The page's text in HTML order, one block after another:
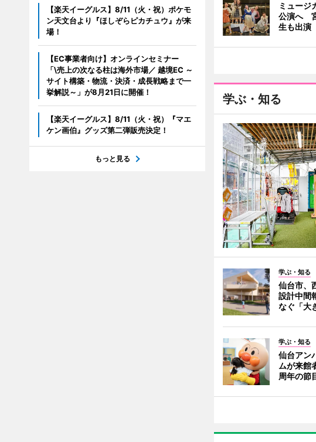
ミュージ
公演へ
生も出演
学ぶ・知る
学ぶ・知る
仙台市、
設計中間
なぐ「大
学ぶ・知る
仙台アン
ムが来
周年の節
【楽天イーグルス】8/11（火・祝）ポケモ
ン天文台より『ほしぞらピカチュウ』が来
場！
【EC事業者向け】オンラインセミナー
「\売上の次なる柱は海外市場／ 越境EC ～
サイト構築・物流・決済・成長戦略まで一
挙解説～」が8月21日に開催！
【楽天イーグルス】8/11（火・祝）『マエ
ケン画伯』グッズ第二弾販売決定！
もっと見る